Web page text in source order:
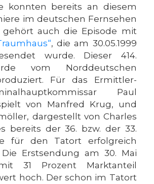
konnten bereits an diesem
im deutschen Fernsehen
gehört auch die Episode mit
, die am 30.05.1999
wurde. Dieser 414.
vom Norddeutschen
Für das Ermittler-
Paul
von Manfred Krug, und
dargestellt von Charles
bereits der 36. bzw. der 33.
für den Tatort erfolgreich
Erstsendung am 30. Mai
31 Prozent Marktanteil
hoch. Der schon im Tatort